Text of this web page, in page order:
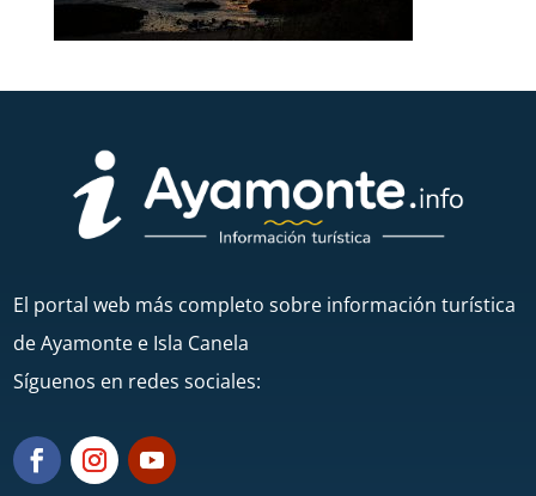
El portal web más completo sobre información turística
de Ayamonte e Isla Canela
Síguenos en redes sociales: